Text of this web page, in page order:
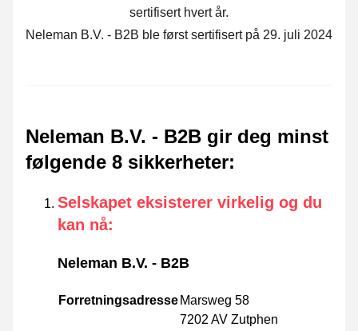
sertifisert hvert år.
Neleman B.V. - B2B ble først sertifisert på 29. juli 2024
Neleman B.V. - B2B gir deg minst
følgende 8 sikkerheter:
Selskapet eksisterer virkelig og du
kan nå:
Neleman B.V. - B2B
Forretningsadresse Marsweg 58
7202 AV Zutphen